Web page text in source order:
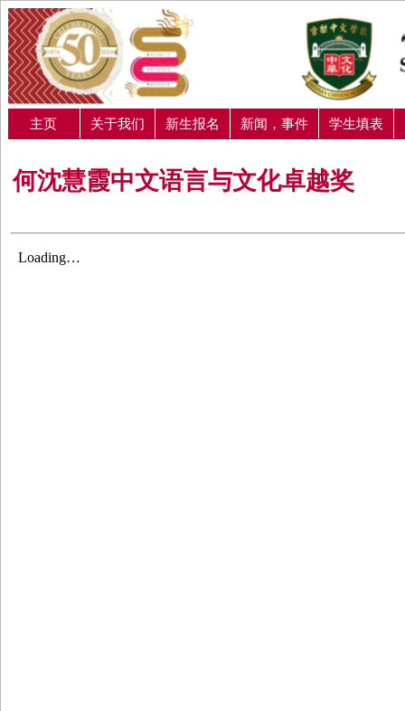
主页 关于我们 新生报名 新闻，事件 学生填表
何沈慧霞中文语言与文化卓越奖